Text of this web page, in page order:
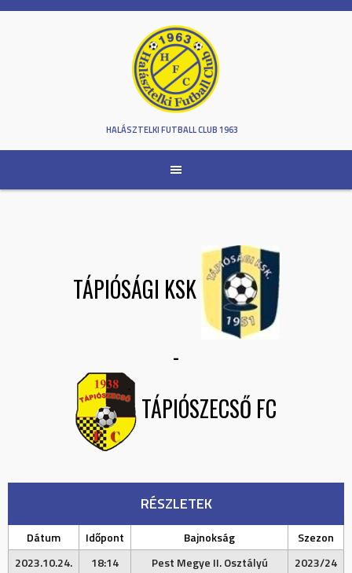
Skip
HALÁSZTELKI FUTBALL CLUB 1963
TÁPIÓSÁGI KSK
-
TÁPIÓSZECSŐ FC
RÉSZLETEK
Dátum Időpont Bajnokság
Szezon
2023.10.24.
18:14
Pest Megye II. Osztályú
2023/24